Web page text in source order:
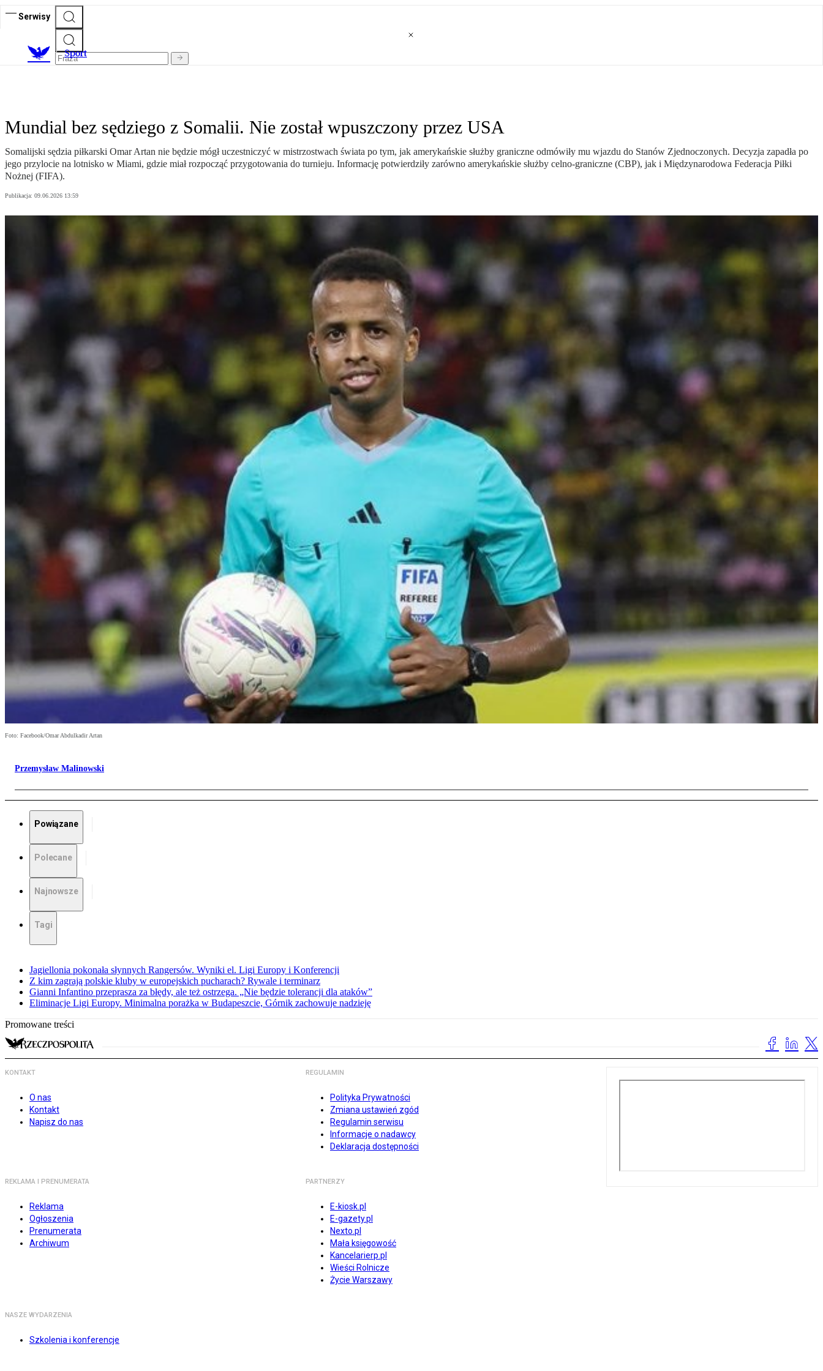
Serwisy
Sport
Mundial bez sędziego z Somalii. Nie został wpuszczony przez USA
Somalijski sędzia piłkarski Omar Artan nie będzie mógł uczestniczyć w mistrzostwach świata po tym, jak amerykańskie służby graniczne odmówiły mu wjazdu do Stanów Zjednoczonych. Decyzja zapadła po
jego przylocie na lotnisko w Miami, gdzie miał rozpocząć przygotowania do turnieju. Informację potwierdziły zarówno amerykańskie służby celno-graniczne (CBP), jak i Międzynarodowa Federacja Piłki
Nożnej (FIFA).
Publikacja: 09.06.2026 13:59
Foto: Facebook/Omar Abdulkadir Artan
Przemysław Malinowski
Powiązane
Polecane
Najnowsze
Tagi
Jagiellonia pokonała słynnych Rangersów. Wyniki el. Ligi Europy i Konferencji
Z kim zagrają polskie kluby w europejskich pucharach? Rywale i terminarz
Gianni Infantino przeprasza za błędy, ale też ostrzega. „Nie będzie tolerancji dla ataków”
Eliminacje Ligi Europy. Minimalna porażka w Budapeszcie, Górnik zachowuje nadzieję
Promowane treści
KONTAKT
O nas
Kontakt
Napisz do nas
REGULAMIN
Polityka Prywatności
Zmiana ustawień zgód
Regulamin serwisu
Informacje o nadawcy
Deklaracja dostępności
REKLAMA I PRENUMERATA
Reklama
Ogłoszenia
Prenumerata
Archiwum
PARTNERZY
E-kiosk.pl
E-gazety.pl
Nexto.pl
Mała księgowość
Kancelarierp.pl
Wieści Rolnicze
Życie Warszawy
NASZE WYDARZENIA
Szkolenia i konferencje